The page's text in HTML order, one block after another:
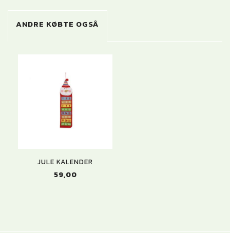
ANDRE KØBTE OGSÅ
JULE KALENDER
59,00